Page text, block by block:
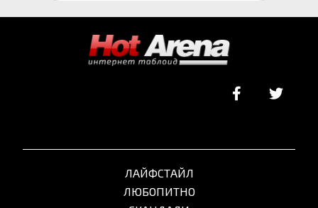
ЛАЙФСТАЙЛ
ЛЮБОПИТНО